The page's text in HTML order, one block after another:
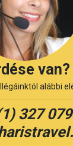
van?
alábbi
327